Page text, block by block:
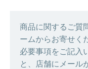
商品に関するご質
ームからお寄せく
必要事項をご記入
と、店舗にメール